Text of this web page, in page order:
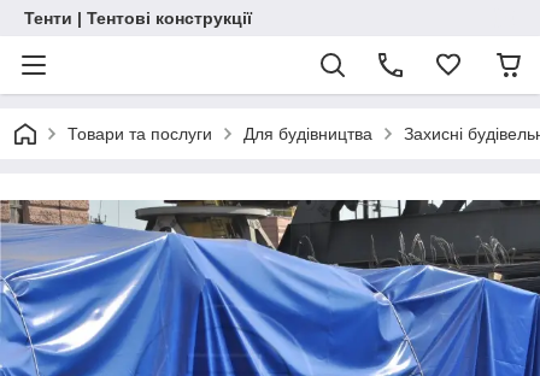
Тенти | Тентові конструкції
Товари та послуги Для будівництва Захисні